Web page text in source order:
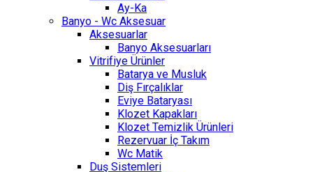
Ay-Ka
Banyo - Wc Aksesuar
Aksesuarlar
Banyo Aksesuarları
Vitrifiye Ürünler
Batarya ve Musluk
Diş Fırçalıklar
Eviye Bataryası
Klozet Kapakları
Klozet Temizlik Ürünleri
Rezervuar İç Takım
Wc Matik
Duş Sistemleri